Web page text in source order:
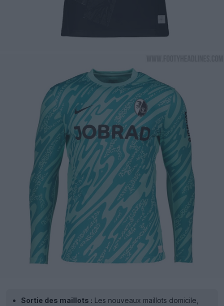
Sortie des maillots : Les nouveaux maillots domicile,